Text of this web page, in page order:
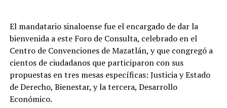
El mandatario sinaloense fue el encargado de dar la
bienvenida a este Foro de Consulta, celebrado en el
Centro de Convenciones de Mazatlán, y que congregó a
cientos de ciudadanos que participaron con sus
propuestas en tres mesas específicas: Justicia y Estado
de Derecho, Bienestar, y la tercera, Desarrollo
Económico.